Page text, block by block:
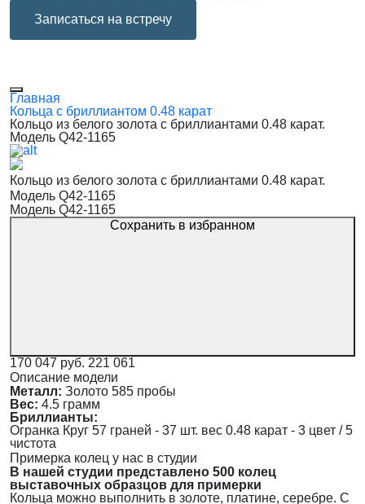
Записаться на встречу
Главная
Кольца с бриллиантом 0.48 карат
Кольцо из белого золота с бриллиантами 0.48 карат.
Модель Q42-1165
Кольцо из белого золота с бриллиантами 0.48 карат.
Модель Q42-1165
Модель Q42-1165
Сохранить в избранном
170 047 руб. 221 061
Описание модели
Металл: Золото 585 пробы
Вес: 4.5 грамм
Бриллианты:
Огранка Круг 57 граней - 37 шт. вес 0.48 карат - 3 цвет / 5
чистота
Примерка колец у нас в студии
В нашей студии представлено 500 колец
выставочных образцов для примерки
Кольца можно выполнить в золоте, платине, серебре. С